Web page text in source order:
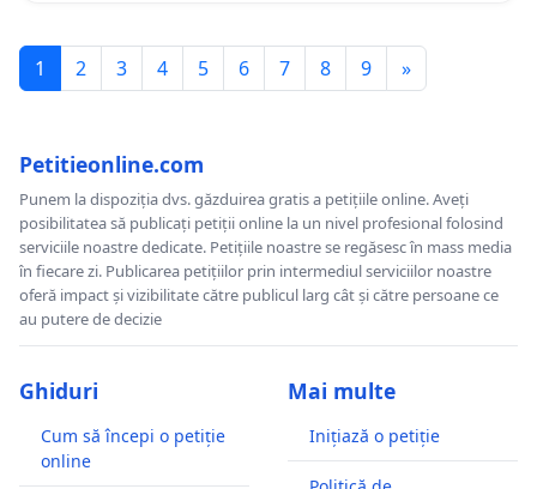
1 2 3 4 5 6 7 8 9 »
Petitieonline.com
Punem la dispoziția dvs. găzduirea gratis a petițiile online. Aveți
posibilitatea să publicați petiții online la un nivel profesional folosind
serviciile noastre dedicate. Petițiile noastre se regăsesc în mass media
în fiecare zi. Publicarea petițiilor prin intermediul serviciilor noastre
oferă impact și vizibilitate către publicul larg cât și către persoane ce
au putere de decizie
Ghiduri
Cum să începi o petiție
online
Mai multe
Inițiază o petiție